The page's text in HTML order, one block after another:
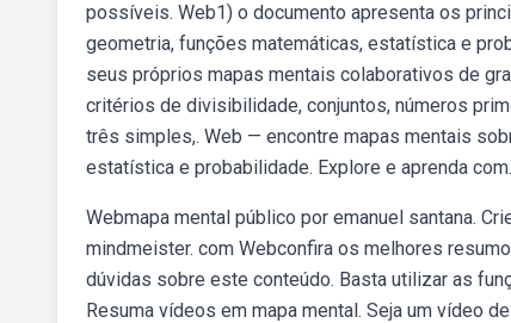
possíveis. Web1) o documento apresenta os
geometria, funções matemáticas, estatística e
seus próprios mapas mentais colaborativos de
critérios de divisibilidade, conjuntos, números
três simples,. Web — encontre mapas mentais
estatística e probabilidade. Explore e aprenda com.
Webmapa mental público por emanuel santana.
mindmeister. com Webconfira os melhores
dúvidas sobre este conteúdo. Basta utilizar as
Resuma vídeos em mapa mental. Seja um vídeo